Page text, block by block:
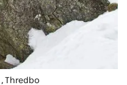
, Thredbo